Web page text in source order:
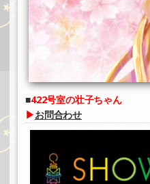
#川村美喜
422号室の壮子ちゃん
▶お問合わせ